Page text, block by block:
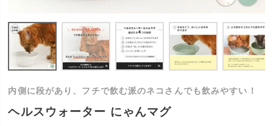
内側に段があり、フチで飲む派のネコさんでも飲みやすい！
ヘルスウォーター にゃんマグ